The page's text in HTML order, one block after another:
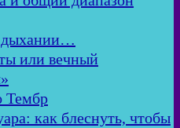
дыхании…
или вечный
Тембр
как блеснуть, чтобы